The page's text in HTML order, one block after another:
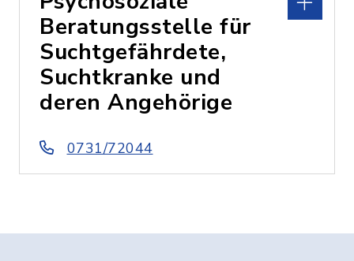
Beratungsstelle für
Suchtgefährdete,
Suchtkranke und
deren Angehörige
0731/72044